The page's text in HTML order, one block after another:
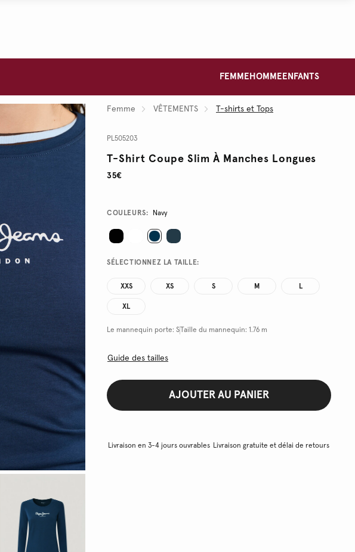
FEMME HOMME ENFANTS
Femme VÊTEMENTS T-shirts et Tops
PL505203
T-Shirt Coupe Slim À Manches Longues
35€
Variations
COULEURS: Navy
SÉLECTIONNEZ LA TAILLE:
XXS XS S M L
XL
Le mannequin porte: S Taille du mannequin: 1.76 m
Guide des tailles
AJOUTER AU PANIER
Livraison en 3-4 jours ouvrables Livraison gratuite et délai de retours